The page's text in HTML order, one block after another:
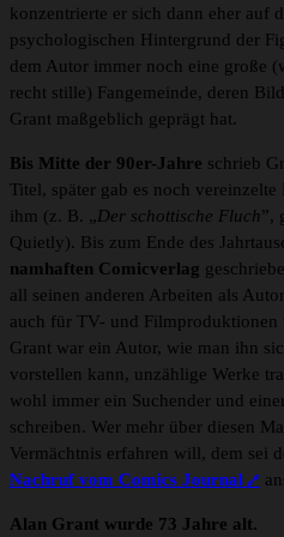
konzentrierte er sich dann eher auf
psychologischen Hintergrund der
dem Autor immer noch eine große
recht stille) Fangemeinde, deren
Grant maßgeblich geprägt hat.
Bis Mitte der 90er-Jahre schrieb
Titel, später gab es noch vereinzelte
ihm (z. B. „ Der schottische Fluch”,
Quietly). Bis zum Ende des
namhaften Comicverlag
all seinen anderen Arbeiten als
auch für TV- und Filmproduktionen
Grant war ein Autor, wie man ihn
vorstellen kann, unzählige Werke
wohl immer ein Suchender und
schreiben. Wer mehr über diesen
Vermächtnis erfahren will, dem sei
Nachruf vom Comics Journal
Alan Grant wurde 73 Jahre alt.